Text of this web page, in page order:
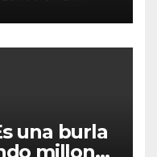
una burla
millones